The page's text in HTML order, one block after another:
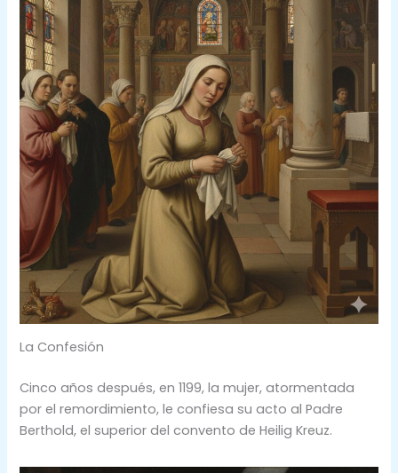
La Confesión
Cinco años después, en 1199, la mujer, atormentada
por el remordimiento, le confiesa su acto al Padre
Berthold, el superior del convento de Heilig Kreuz.